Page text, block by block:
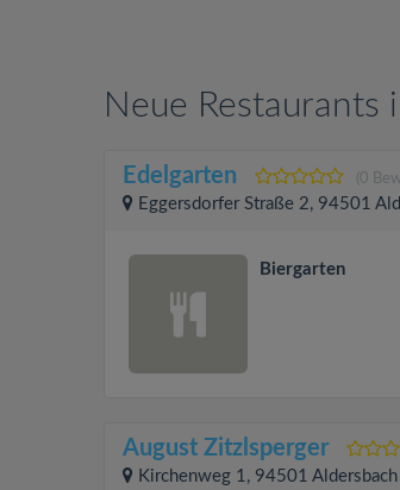
Neue Restaurants
Edelgarten (0
Eggersdorfer Straße 2, 94501
Biergarten
August Zitzlsperger
Kirchenweg 1, 94501 Aldersbach